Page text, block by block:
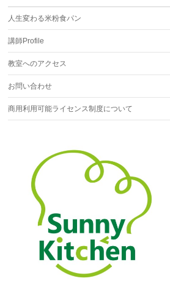
人生変わる米粉食パン
講師Profile
教室へのアクセス
お問い合わせ
商用利用可能ライセンス制度について